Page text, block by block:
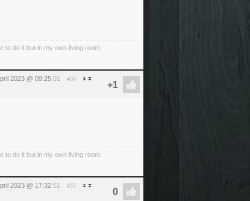
to do it but in my own living room.
2023 @ 09:25:01 #56
to do it but in my own living room.
2023 @ 17:32:51 #57